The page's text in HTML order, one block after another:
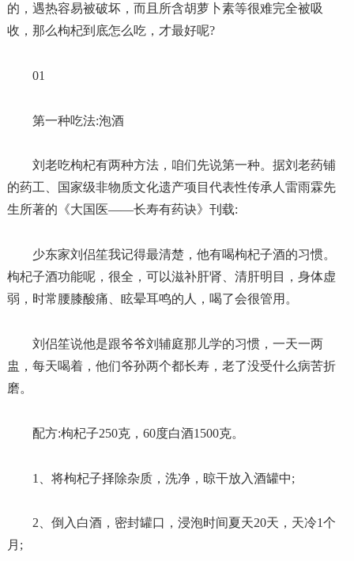
的，遇热容易被破坏，而且所含胡萝卜素等很难完全被吸
收，那么枸杞到底怎么吃，才最好呢?
01
第一种吃法:泡酒
刘老吃枸杞有两种方法，咱们先说第一种。据刘老药铺
的药工、国家级非物质文化遗产项目代表性传承人雷雨霖先
生所著的《大国医——长寿有药诀》刊载:
少东家刘侣笙我记得最清楚，他有喝枸杞子酒的习惯。
枸杞子酒功能呢，很全，可以滋补肝肾、清肝明目，身体虚
弱，时常腰膝酸痛、眩晕耳鸣的人，喝了会很管用。
刘侣笙说他是跟爷爷刘辅庭那儿学的习惯，一天一两
盅，每天喝着，他们爷孙两个都长寿，老了没受什么病苦折
磨。
配方:枸杞子250克，60度白酒1500克。
1、将枸杞子择除杂质，洗净，晾干放入酒罐中;
2、倒入白酒，密封罐口，浸泡时间夏天20天，天冷1个
月;